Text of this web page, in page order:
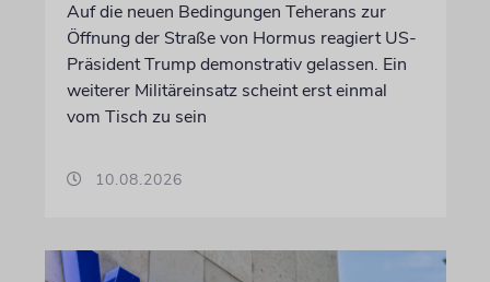
Auf die neuen Bedingungen Teherans zur
Öffnung der Straße von Hormus reagiert US-
Präsident Trump demonstrativ gelassen. Ein
weiterer Militäreinsatz scheint erst einmal
vom Tisch zu sein
10.08.2026